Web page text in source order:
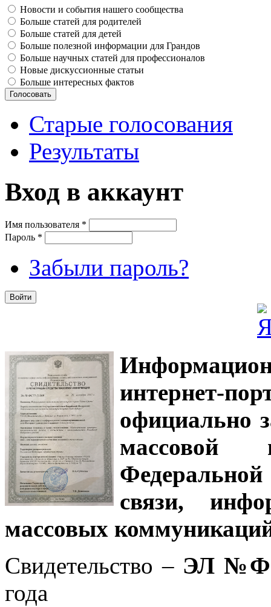
Новости и события нашего сообщества
Больше статей для родителей
Больше статей для детей
Больше полезной информации для Грандов
Больше научных статей для профессионалов
Новые дискуссионные статьи
Больше интересных фактов
Старые голосования
Результаты
Вход в аккаунт
Имя пользователя *
Пароль *
Забыли пароль?
интернет-
официально
связи,
массовых
Свидетельство – ЭЛ
года